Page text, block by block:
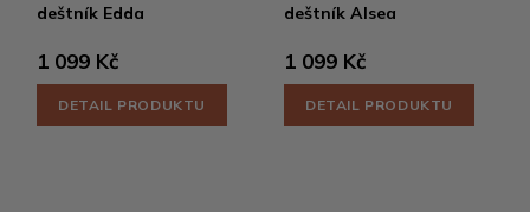
deštník Edda
1 099 Kč
DETAIL PRODUKTU
deštník Alsea
1 099 Kč
DETAIL PRODUKTU